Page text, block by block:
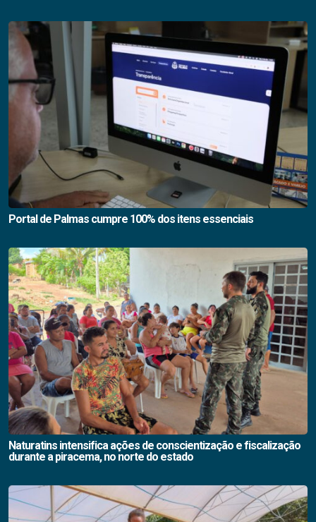
Portal de Palmas cumpre 100% dos itens essenciais
Naturatins intensifica ações de conscientização e fiscalização
durante a piracema, no norte do estado